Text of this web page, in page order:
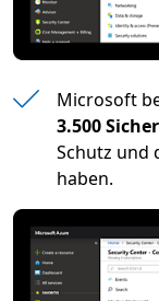
Microsoft
3.500
Schutz und
haben.